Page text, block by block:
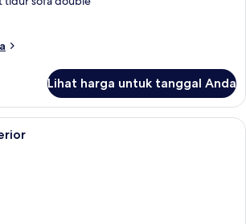
Lihat harga untuk tanggal Anda
Kamar Double Superior | Brankas,